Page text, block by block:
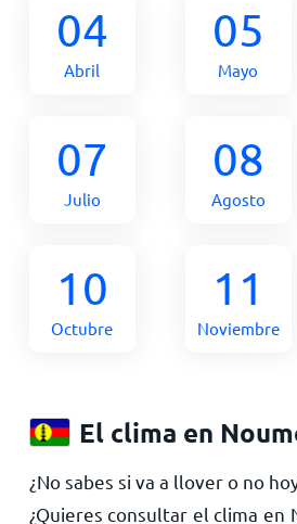
04
Abril
05
Mayo
07
Julio
08
Agosto
10
Octubre
11
Noviembre
El clima en
¿No sabes si va a llover o no
¿Quieres consultar el clima en